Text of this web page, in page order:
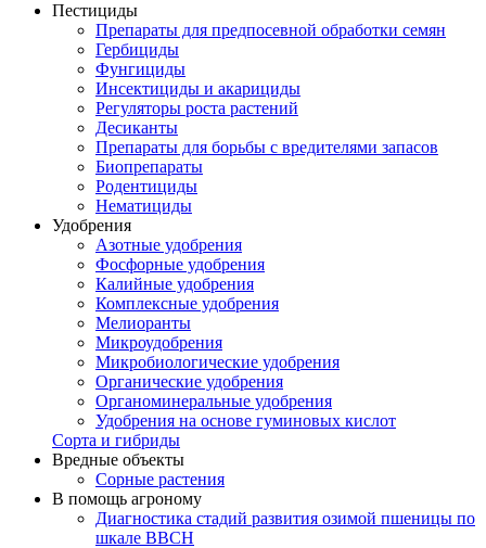
Пестициды
Препараты для предпосевной обработки семян
Гербициды
Фунгициды
Инсектициды и акарициды
Регуляторы роста растений
Десиканты
Препараты для борьбы с вредителями запасов
Биопрепараты
Родентициды
Нематициды
Удобрения
Азотные удобрения
Фосфорные удобрения
Калийные удобрения
Комплексные удобрения
Мелиоранты
Микроудобрения
Микробиологические удобрения
Органические удобрения
Органоминеральные удобрения
Удобрения на основе гуминовых кислот
Сорта и гибриды
Вредные объекты
Сорные растения
В помощь агроному
Диагностика стадий развития озимой пшеницы по
шкале ВВСН